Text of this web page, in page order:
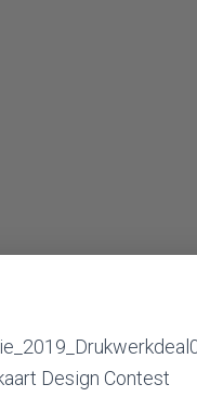
Design Contest